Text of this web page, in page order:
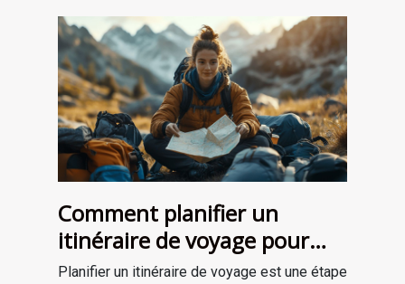
Comment planifier un
itinéraire de voyage pour
une aventure mémorable
Planifier un itinéraire de voyage est une étape